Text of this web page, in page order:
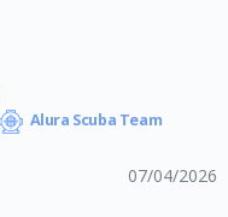
Alura Scuba Team
07/04/2026